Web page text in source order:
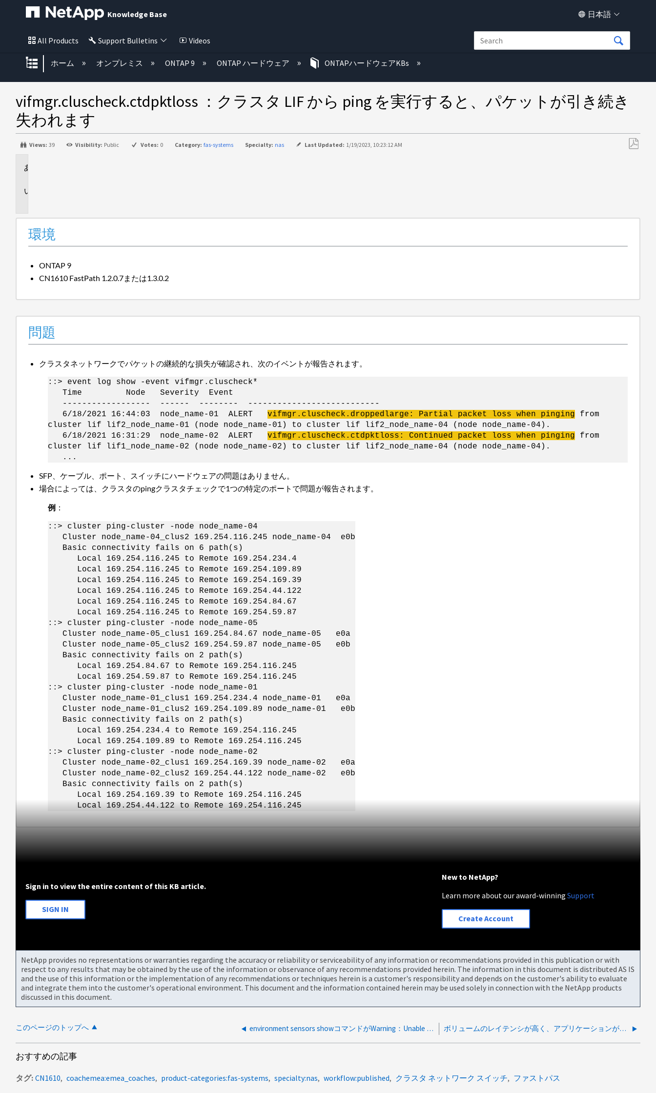
Knowledge Base 日本語
All Products Support Bulletins Videos
グローバル階層を展開/折りたたむ
ホーム オンプレミス ONTAP 9 ONTAP ハードウェア ONTAPハードウェアKBs
vifmgr.cluscheck.ctdpktloss ：クラスタ LIF から ping を実行すると、パケットが引き続き
失われます
Views: 39 Visibility: Public Votes: 0 Category: fas-systems Specialty: nas Last Updated: 1/19/2023, 10:23:12 AM
環境
ONTAP 9
CN1610 FastPath 1.2.0.7または1.3.0.2
問題
クラスタネットワークでパケットの継続的な損失が確認され、次のイベントが報告されます。
::> event log show -event vifmgr.cluscheck*
Time Node Severity Event
------------------ ------ -------- ---------------------------
6/18/2021 16:44:03 node_name-01 ALERT vifmgr.cluscheck.droppedlarge: Partial packet loss when pinging from
cluster lif lif2_node_name-01 (node node_name-01) to cluster lif lif2_node_name-04 (node node_name-04).
6/18/2021 16:31:29 node_name-02 ALERT vifmgr.cluscheck.ctdpktloss: Continued packet loss when pinging from
cluster lif lif1_node_name-02 (node node_name-02) to cluster lif lif2_node_name-04 (node node_name-04).
...
SFP、ケーブル、ポート、スイッチにハードウェアの問題はありません。
場合によっては、クラスタのpingクラスタチェックで1つの特定のポートで問題が報告されます。
例 ：
::> cluster ping-cluster -node node_name-04
Cluster node_name-04_clus2 169.254.116.245 node_name-04 e0b
Basic connectivity fails on 6 path(s)
Local 169.254.116.245 to Remote 169.254.234.4
Local 169.254.116.245 to Remote 169.254.109.89
Local 169.254.116.245 to Remote 169.254.169.39
Local 169.254.116.245 to Remote 169.254.44.122
Local 169.254.116.245 to Remote 169.254.84.67
Local 169.254.116.245 to Remote 169.254.59.87
::> cluster ping-cluster -node node_name-05
Cluster node_name-05_clus1 169.254.84.67 node_name-05 e0a
Cluster node_name-05_clus2 169.254.59.87 node_name-05 e0b
Basic connectivity fails on 2 path(s)
Local 169.254.84.67 to Remote 169.254.116.245
Local 169.254.59.87 to Remote 169.254.116.245
::> cluster ping-cluster -node node_name-01
Cluster node_name-01_clus1 169.254.234.4 node_name-01 e0a
Cluster node_name-01_clus2 169.254.109.89 node_name-01 e0b
Basic connectivity fails on 2 path(s)
Local 169.254.234.4 to Remote 169.254.116.245
Local 169.254.109.89 to Remote 169.254.116.245
::> cluster ping-cluster -node node_name-02
Cluster node_name-02_clus1 169.254.169.39 node_name-02 e0a
Cluster node_name-02_clus2 169.254.44.122 node_name-02 e0b
Basic connectivity fails on 2 path(s)
Local 169.254.169.39 to Remote 169.254.116.245
Local 169.254.44.122 to Remote 169.254.116.245
Sign in to view the entire content of this KB article.
SIGN IN
New to NetApp?
Learn more about our award-winningSupport
Create Account
NetApp provides no representations or warranties regarding the accuracy or reliability or serviceability of any information or recommendations provided in this publication or with
respect to any results that may be obtained by the use of the information or observance of any recommendations provided herein. The information in this document is distributed AS IS
and the use of this information or the implementation of any recommendations or techniques herein is a customer's responsibility and depends on the customer's ability to evaluate
and integrate them into the customer's operational environment. This document and the information contained herein may be used solely in connection with the NetApp products
discussed in this document.
このページのトップへ environment sensors showコマンドがWarning：Unable to list entries on node.を返します ボリュームのレイテンシが高く、アプリケーションが停止しています
おすすめの記事
タグ CN1610 coachemea:emea_coaches product-categories:fas-systems specialty:nas workflow:published クラスタ ネットワーク スイッチ ファストパス